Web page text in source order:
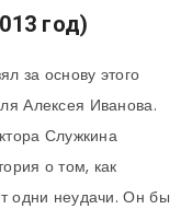
год)
за основу этого
Алексея Иванова.
Служкина
о том, как
одни неудачи. Он бы